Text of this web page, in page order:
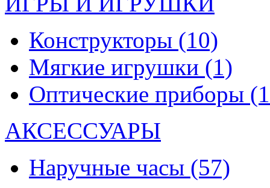
Конструкторы (10)
Мягкие игрушки (1)
Оптические приборы
АКСЕССУАРЫ
Наручные часы (57)